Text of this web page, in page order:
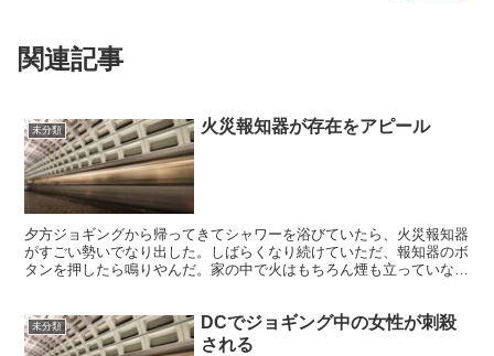
関連記事
未分類 火災報知器が存在をアピール
夕方ジョギングから帰ってきてシャワーを浴びていたら、火災報知器
がすごい勢いでなり出した。しばらくなり続けていただ、報知器のボ
タンを押したら鳴りやんだ。家の中で火はもちろん煙も立っていない
未分類
DCでジョギング中の女性が刺殺
される